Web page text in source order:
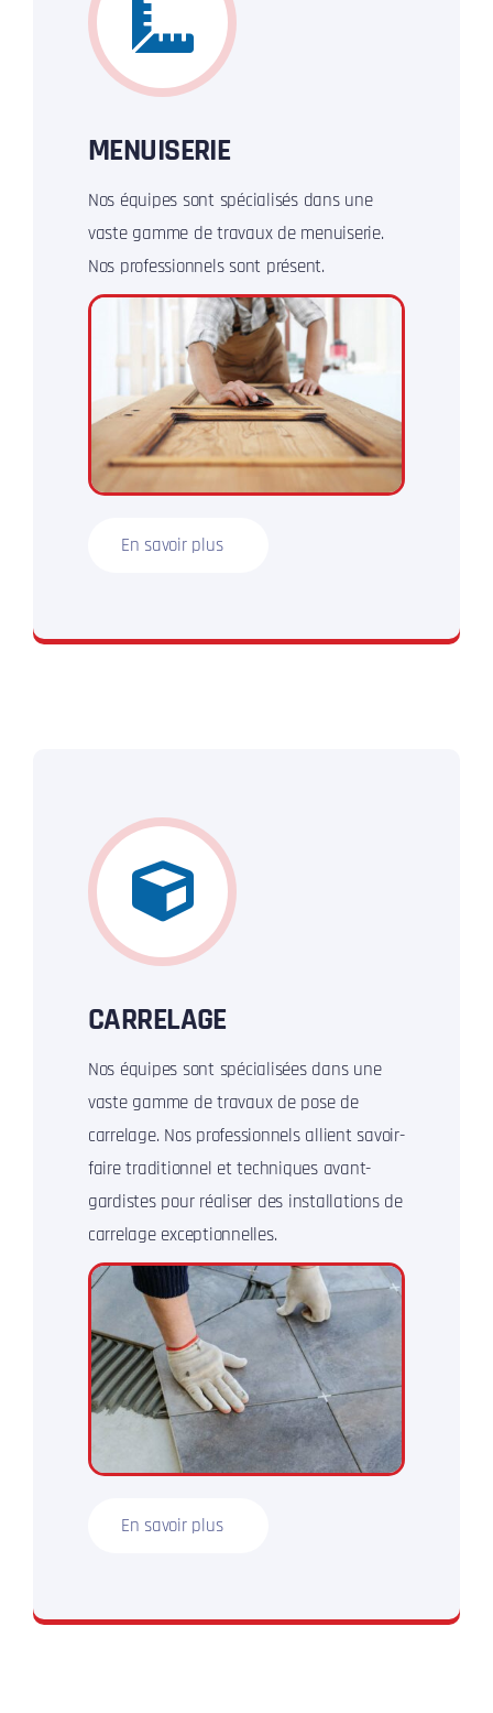
MENUISERIE
Nos équipes sont spécialisés dans une
vaste gamme de travaux de menuiserie.
Nos professionnels sont présent.
En savoir plus
CARRELAGE
Nos équipes sont spécialisées dans une
vaste gamme de travaux de pose de
carrelage. Nos professionnels allient savoir-
faire traditionnel et techniques avant-
gardistes pour réaliser des installations de
carrelage exceptionnelles.
En savoir plus